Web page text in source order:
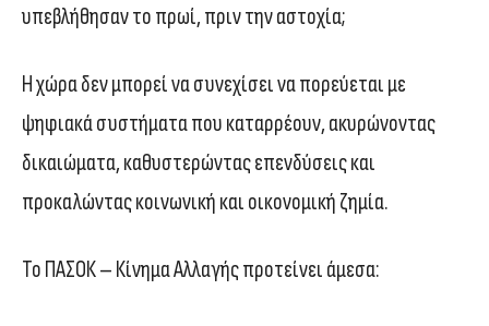
υπεβλήθησαν το πρωί, πριν την αστοχία;
Η χώρα δεν μπορεί να συνεχίσει να πορεύεται με
ψηφιακά συστήματα που καταρρέουν, ακυρώνοντας
δικαιώματα, καθυστερώντας επενδύσεις και
προκαλώντας κοινωνική και οικονομική ζημία.
Το ΠΑΣΟΚ – Κίνημα Αλλαγής προτείνει άμεσα: